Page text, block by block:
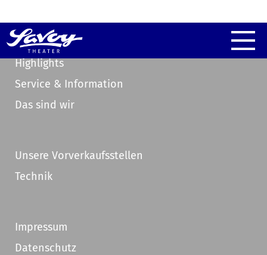
Highlights
Service & Information
Das sind wir
Unsere Vorverkaufsstellen
Technik
Impressum
Datenschutz